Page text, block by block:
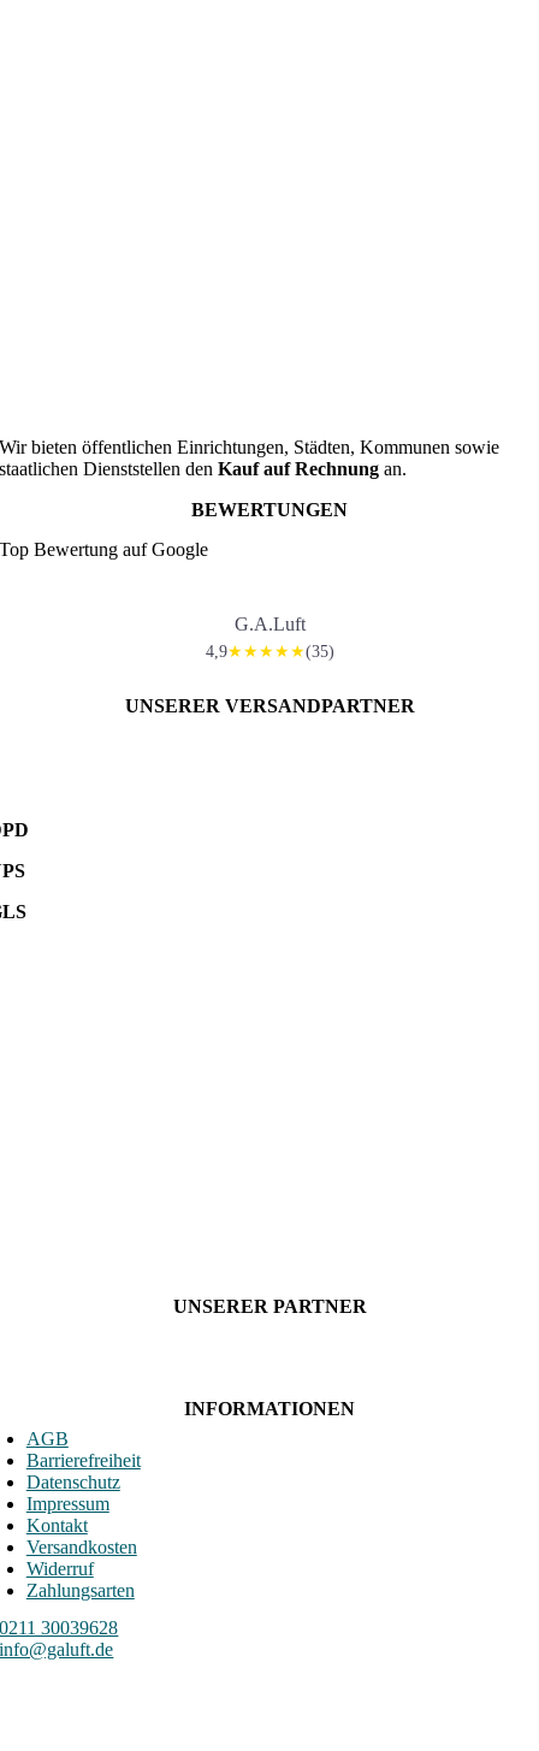
Wir bieten öffentlichen Einrichtungen, Städten, Kommunen sowie
staatlichen Dienststellen denKauf auf Rechnung an.
BEWERTUNGEN
Top Bewertung auf Google
G.A.Luft
4,9★★★★★(35)
UNSERER VERSANDPARTNER
UNSERER PARTNER
INFORMATIONEN
AGB
Barrierefreiheit
Datenschutz
Impressum
Kontakt
Versandkosten
Widerruf
Zahlungsarten
0211 30039628
info@galuft.de